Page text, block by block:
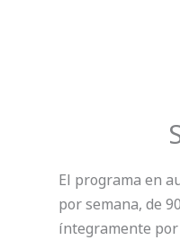
El programa en
por semana, de
íntegramente